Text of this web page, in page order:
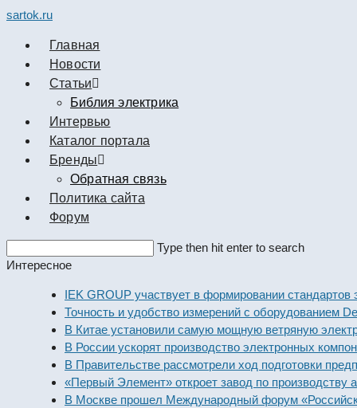
sartok.ru
Главная
Новости
Cтатьи
Библия электрика
Интервью
Каталог портала
Бренды
Обратная связь
Политика сайта
Форум
this
Type then hit enter to search
Интересное
IEK GROUP участвует в формировании стандартов
Точность и удобство измерений с оборудованием
В Китае установили самую мощную ветряную
В России ускорят производство электронных
В Правительстве рассмотрели ход подготовки
«Первый Элемент» откроет завод по производству
В Москве прошел Международный форум «Российская